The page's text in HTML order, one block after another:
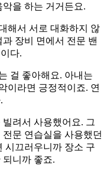
을 하는 거거든요.
해서 서로 대화하지 않
장비 면에서 전문 밴
다.
걸 좋아해요. 아내는
이라면 긍정적이죠. 연
려서 사용했어요. 그
문 연습실을 사용했던
시끄러우니까 장소 구
니까 좋죠.